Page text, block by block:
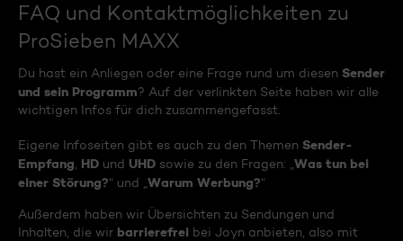
FAQ und Kontaktmöglichkeiten zu
ProSieben MAXX
Du hast ein Anliegen oder eine Frage rund um diesen Sender
und sein Programm? Auf der verlinkten Seite haben wir alle
wichtigen Infos für dich zusammengefasst.
Eigene Infoseiten gibt es auch zu den Themen Sender-
Empfang HD und UHD sowie zu den Fragen: „ Was tun bei
einer Störung?“ und „ Warum Werbung?“
Außerdem haben wir Übersichten zu Sendungen und
Inhalten, die wir barrierefrei bei Joyn anbieten, also mit